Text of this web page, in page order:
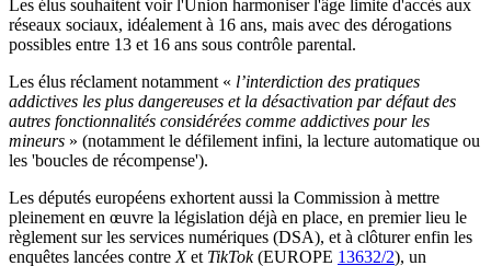
Les élus souhaitent voir l'Union harmoniser l'âge limite d'accès aux
réseaux sociaux, idéalement à 16 ans, mais avec des dérogations
possibles entre 13 et 16 ans sous contrôle parental.
Les élus réclament notamment « l’interdiction des pratiques
addictives les plus dangereuses et la désactivation par défaut des
autres fonctionnalités considérées comme addictives pour les
mineurs » (notamment le défilement infini, la lecture automatique ou
les 'boucles de récompense').
Les députés européens exhortent aussi la Commission à mettre
pleinement en œuvre la législation déjà en place, en premier lieu le
règlement sur les services numériques (DSA), et à clôturer enfin les
enquêtes lancées contre Xet TikTok(EUROPE 13632/2), un